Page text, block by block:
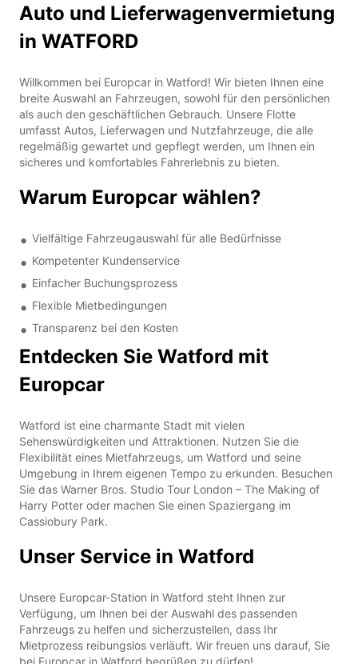
Auto und Lieferwagenvermietung
in WATFORD
Willkommen bei Europcar in Watford! Wir bieten Ihnen eine
breite Auswahl an Fahrzeugen, sowohl für den persönlichen
als auch den geschäftlichen Gebrauch. Unsere Flotte
umfasst Autos, Lieferwagen und Nutzfahrzeuge, die alle
regelmäßig gewartet und gepflegt werden, um Ihnen ein
sicheres und komfortables Fahrerlebnis zu bieten.
Warum Europcar wählen?
Vielfältige Fahrzeugauswahl für alle Bedürfnisse
Kompetenter Kundenservice
Einfacher Buchungsprozess
Flexible Mietbedingungen
Transparenz bei den Kosten
Entdecken Sie Watford mit
Europcar
Watford ist eine charmante Stadt mit vielen
Sehenswürdigkeiten und Attraktionen. Nutzen Sie die
Flexibilität eines Mietfahrzeugs, um Watford und seine
Umgebung in Ihrem eigenen Tempo zu erkunden. Besuchen
Sie das Warner Bros. Studio Tour London – The Making of
Harry Potter oder machen Sie einen Spaziergang im
Cassiobury Park.
Unser Service in Watford
Unsere Europcar-Station in Watford steht Ihnen zur
Verfügung, um Ihnen bei der Auswahl des passenden
Fahrzeugs zu helfen und sicherzustellen, dass Ihr
Mietprozess reibungslos verläuft. Wir freuen uns darauf, Sie
bei Europcar in Watford begrüßen zu dürfen!